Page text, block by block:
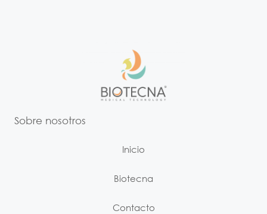
Sobre nosotros
Inicio
Biotecna
Contacto